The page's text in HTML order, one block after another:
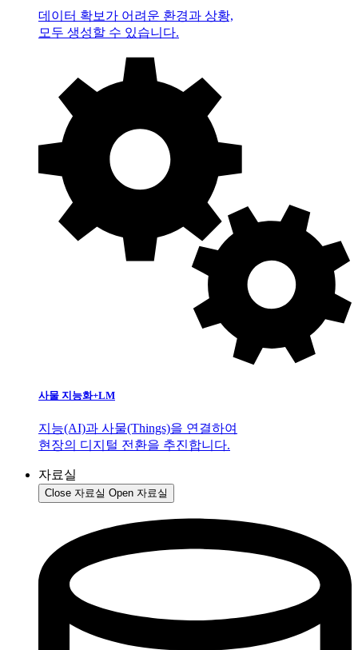
데이터 확보가 어려운 환경과 상황,
모두 생성할 수 있습니다.
사물 지능화+LM
지능(AI)과 사물(Things)을 연결하여
현장의 디지털 전환을 추진합니다.
자료실
Close 자료실 Open 자료실